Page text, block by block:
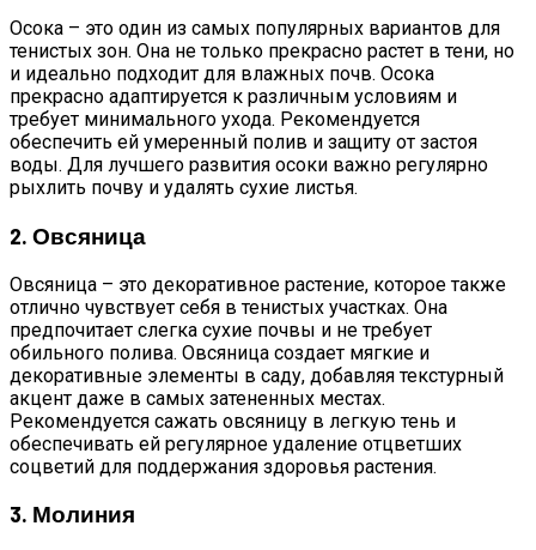
Осока – это один из самых популярных вариантов для
тенистых зон. Она не только прекрасно растет в тени, но
и идеально подходит для влажных почв. Осока
прекрасно адаптируется к различным условиям и
требует минимального ухода. Рекомендуется
обеспечить ей умеренный полив и защиту от застоя
воды. Для лучшего развития осоки важно регулярно
рыхлить почву и удалять сухие листья.
2. Овсяница
Овсяница – это декоративное растение, которое также
отлично чувствует себя в тенистых участках. Она
предпочитает слегка сухие почвы и не требует
обильного полива. Овсяница создает мягкие и
декоративные элементы в саду, добавляя текстурный
акцент даже в самых затененных местах.
Рекомендуется сажать овсяницу в легкую тень и
обеспечивать ей регулярное удаление отцветших
соцветий для поддержания здоровья растения.
3. Молиния